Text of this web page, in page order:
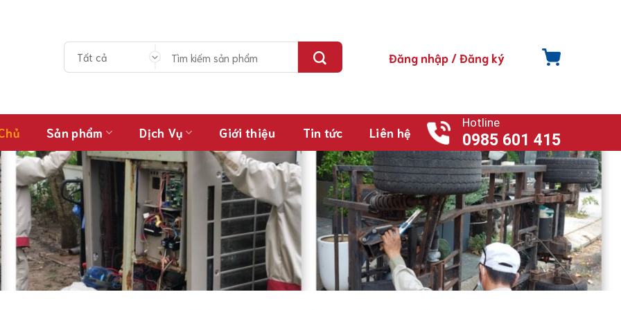
kiếm:
Đăng nhập / Đăng ký
Sản phẩm Dịch Vụ Giới thiệu Tin tức Liên hệ
Hotline
0985 601 415